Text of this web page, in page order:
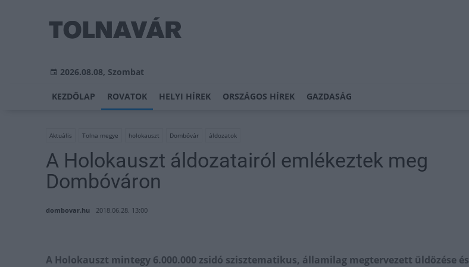
2026.08.08, Szombat
KEZDŐLAP ROVATOK HELYI HÍREK ORSZÁGOS HÍREK GAZDASÁG
Aktuális Tolna megye holokauszt Dombóvár áldozatok
A Holokauszt áldozatairól emlékeztek meg
Dombóváron
dombovar.hu 2018.06.28. 13:00
A Holokauszt mintegy 6.000.000 zsidó szisztematikus, államilag megtervezett üldözése és